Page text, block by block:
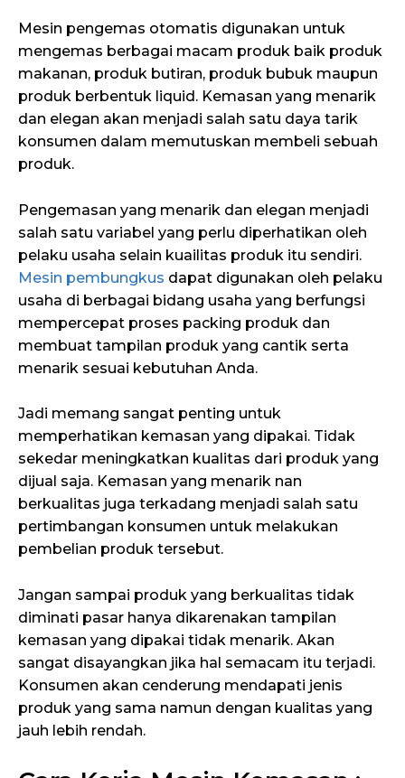
Mesin pengemas otomatis digunakan untuk
mengemas berbagai macam produk baik produk
makanan, produk butiran, produk bubuk maupun
produk berbentuk liquid. Kemasan yang menarik
dan elegan akan menjadi salah satu daya tarik
konsumen dalam memutuskan membeli sebuah
produk.
Pengemasan yang menarik dan elegan menjadi
salah satu variabel yang perlu diperhatikan oleh
pelaku usaha selain kuailitas produk itu sendiri.
Mesin pembungkus dapat digunakan oleh pelaku
usaha di berbagai bidang usaha yang berfungsi
mempercepat proses packing produk dan
membuat tampilan produk yang cantik serta
menarik sesuai kebutuhan Anda.
Jadi memang sangat penting untuk
memperhatikan kemasan yang dipakai. Tidak
sekedar meningkatkan kualitas dari produk yang
dijual saja. Kemasan yang menarik nan
berkualitas juga terkadang menjadi salah satu
pertimbangan konsumen untuk melakukan
pembelian produk tersebut.
Jangan sampai produk yang berkualitas tidak
diminati pasar hanya dikarenakan tampilan
kemasan yang dipakai tidak menarik. Akan
sangat disayangkan jika hal semacam itu terjadi.
Konsumen akan cenderung mendapati jenis
produk yang sama namun dengan kualitas yang
jauh lebih rendah.